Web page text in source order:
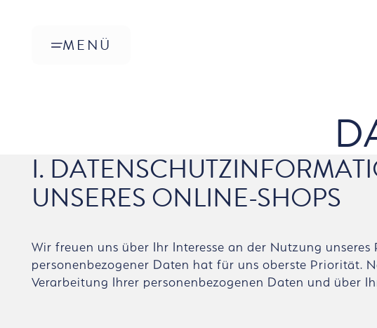
MENÜ
I.
UNSERES ONLINE-SHOPS
Wir freuen uns über Ihr Interesse an der Nutzung
personenbezogener Daten hat für uns oberste Priorität.
Verarbeitung Ihrer personenbezogenen Daten und über